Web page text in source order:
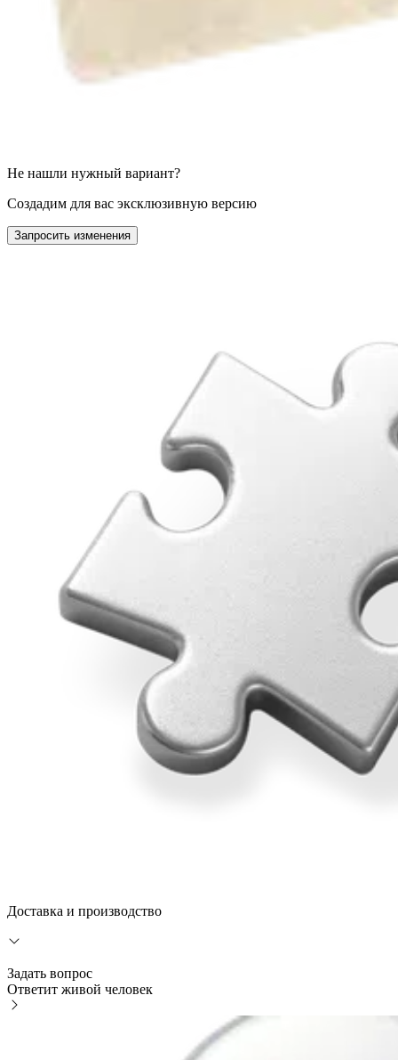
Не нашли нужный вариант?
Создадим для вас эксклюзивную версию
Запросить изменения
Доставка и производство
Задать вопрос
Ответит живой человек